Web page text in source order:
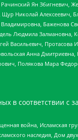
Ян Збигневич,
Николай
Баженова
Людмила
Васильевич, Протасова
Анна Дмитриевна,
Полякова Мара
соответствии с
война, Исламская
наследия, Дом